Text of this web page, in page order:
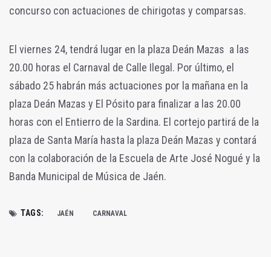
concurso con actuaciones de chirigotas y comparsas.
El viernes 24, tendrá lugar en la plaza Deán Mazas a las
20.00 horas el Carnaval de Calle Ilegal. Por último, el
sábado 25 habrán más actuaciones por la mañana en la
plaza Deán Mazas y El Pósito para finalizar a las 20.00
horas con el Entierro de la Sardina. El cortejo partirá de la
plaza de Santa María hasta la plaza Deán Mazas y contará
con la colaboración de la Escuela de Arte José Nogué y la
Banda Municipal de Música de Jaén.
TAGS: JAÉN CARNAVAL